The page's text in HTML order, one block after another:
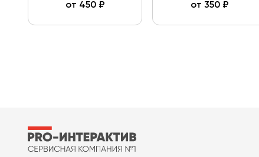
от 450₽ от 350₽